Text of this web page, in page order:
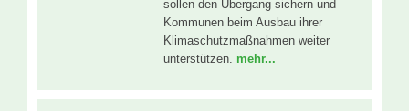
sollen den Übergang sichern und
Kommunen beim Ausbau ihrer
Klimaschutzmaßnahmen weiter
unterstützen. mehr...